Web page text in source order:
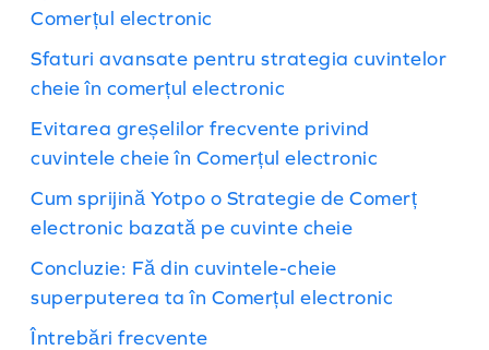
Comerțul electronic
Sfaturi avansate pentru strategia cuvintelor
cheie în comerțul electronic
Evitarea greșelilor frecvente privind
cuvintele cheie în Comerțul electronic
Cum sprijină Yotpo o Strategie de Comerț
electronic bazată pe cuvinte cheie
Concluzie: Fă din cuvintele-cheie
superputerea ta în Comerțul electronic
Întrebări frecvente